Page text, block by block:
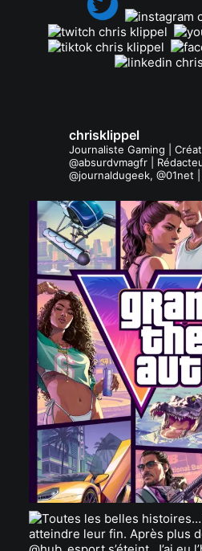
chrisklippel
Journaliste Gaming |
@absurdvmagfr |
@journaldugeek, @01net |